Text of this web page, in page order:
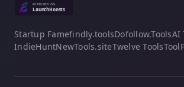
Startup Famefindly.toolsDofollow.ToolsAI
IndieHuntNewTools.siteTwelve Tools